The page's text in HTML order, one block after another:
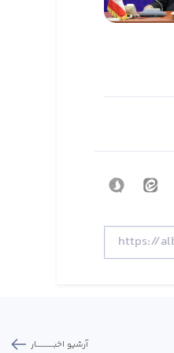
آرشیو اخبـــــــــــار